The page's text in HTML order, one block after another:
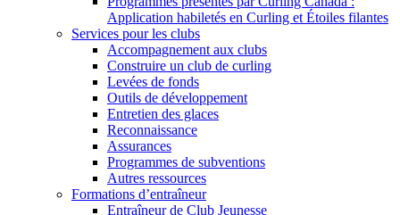
Application habiletés en Curling et Étoiles filantes
Services pour les clubs
Accompagnement aux clubs
Construire un club de curling
Levées de fonds
Outils de développement
Entretien des glaces
Reconnaissance
Assurances
Programmes de subventions
Autres ressources
Formations d’entraîneur
Entraîneur de Club Jeunesse